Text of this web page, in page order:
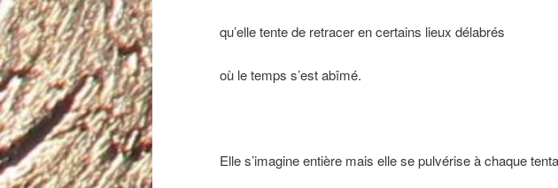
qu’elle tente de retracer en certains lieux délabrés
où le temps s’est abîmé.
Elle s’imagine entière mais elle se pulvérise à chaque